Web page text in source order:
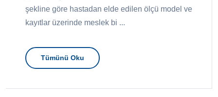
şekline göre hastadan elde edilen ölçü model ve
kayıtlar üzerinde meslek bi ...
Tümünü Oku